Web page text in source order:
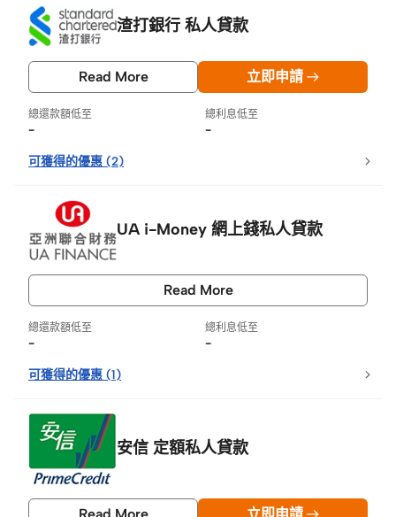
渣打銀行 私人貸款
Read More 立即申請
總還款額低至
-
總利息低至
-
可獲得的優惠 (2)
UA i-Money 網上錢私人貸款
Read More
總還款額低至
-
總利息低至
-
可獲得的優惠 (1)
安信 定額私人貸款
Read More 立即申請